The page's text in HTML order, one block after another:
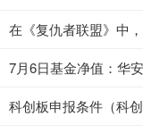
在《复仇者联盟》中
7月6日基金净值：华
科创板申报条件（科创